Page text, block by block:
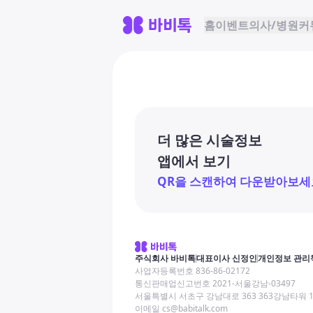
홈이벤트의사/병원커
더 많은 시술정보
앱에서 보기
QR을 스캔하여 다운받아보세
주식회사 바비톡대표이사 신정인개인정보 관리
사업자등록번호 836-86-02172
통신판매업신고번호 2021-서울강남-03497
서울특별시 서초구 강남대로 363 363강남타워
이메일 cs@babitalk.com